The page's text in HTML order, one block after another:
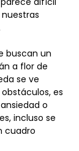
buscan un
a flor de
se ve
es
o
incluso se
cuadro